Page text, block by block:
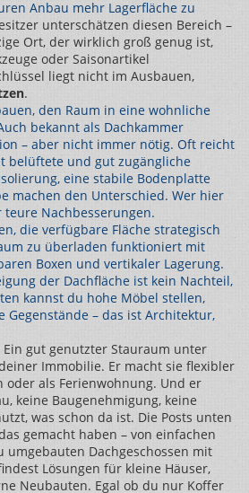
Anbau mehr Lagerfläche zu
unterschätzen diesen Bereich –
Ort, der wirklich groß genug ist,
oder Saisonartikel
liegt nicht im Ausbauen,
.
, den Raum in eine wohnliche
bekannt als Dachkammer
– aber nicht immer nötig. Oft reicht
belüftete und gut zugängliche
eine stabile Bodenplatte
machen den Unterschied. Wer hier
Nachbesserungen.
, die verfügbare Fläche strategisch
zu überladen funktioniert mit
Boxen und vertikaler Lagerung.
der Dachfläche ist kein Nachteil,
kannst du hohe Möbel stellen,
Gegenstände – das ist Architektur,
gut genutzter Stauraum unter
Immobilie. Er macht sie flexibler
oder als Ferienwohnung. Und er
keine Baugenehmigung, keine
was schon da ist. Die Posts unten
gemacht haben – von einfachen
umgebauten Dachgeschossen mit
Lösungen für kleine Häuser,
Neubauten. Egal ob du nur Koffer